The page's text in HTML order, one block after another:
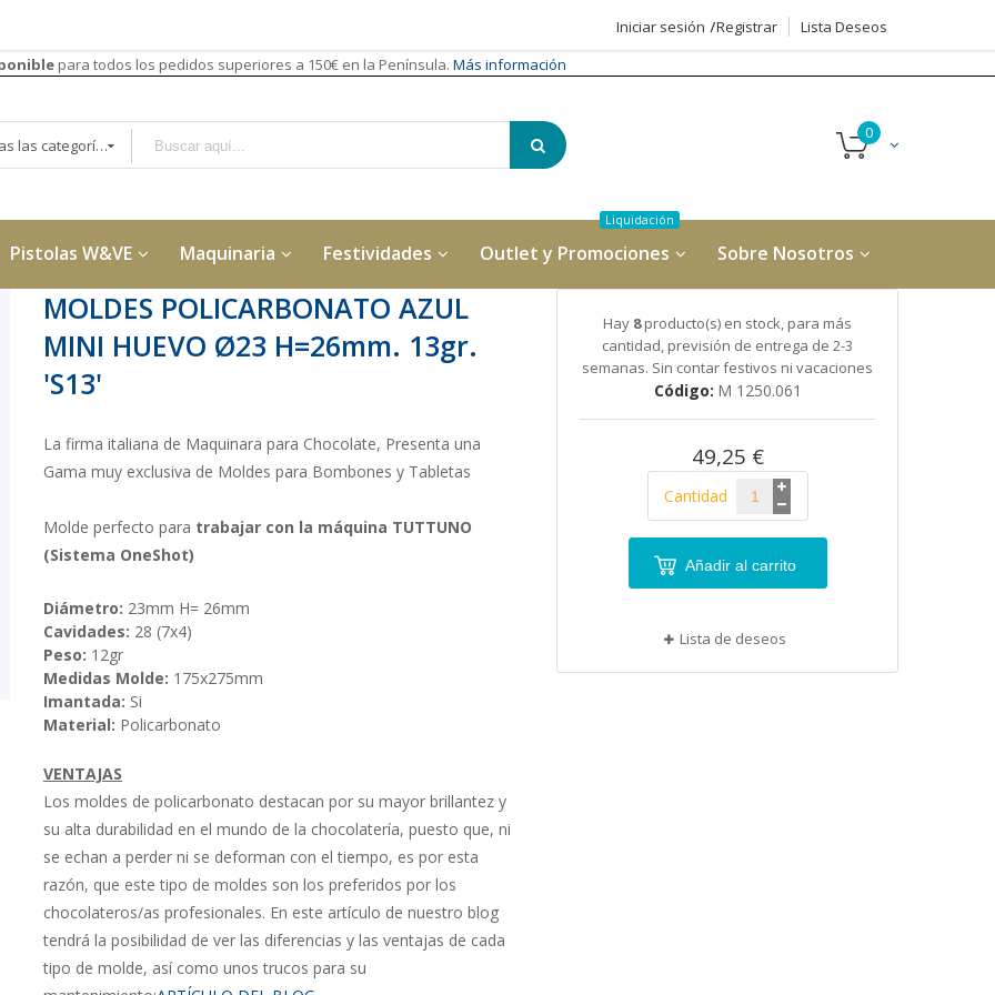
Iniciar sesión Registrar
Lista Deseos
para todos los pedidos superiores a 150€ en la Península. Más información
Todas las categorías
Pistolas W&VE Maquinaria Festividades Outlet y Promociones Sobre Nosotros
Hay 8producto(s) en stock, para más
cantidad, previsión de entrega de 2-3
semanas. Sin contar festivos ni vacaciones
Código M 1250.061
49,25 €
Cantidad
Añadir al carrito
Lista de deseos
MOLDES POLICARBONATO AZUL
MINI HUEVO Ø23 H=26mm. 13gr.
'S13'
La firma italiana de Maquinara para Chocolate, Presenta una
Gama muy exclusiva de Moldes para Bombones y Tabletas
Molde perfecto para trabajar con la máquina TUTTUNO
(Sistema OneShot)
Diámetro: 23mm H= 26mm
Cavidades: 28 (7x4)
Peso: 12gr
Medidas Molde: 175x275mm
Imantada: Si
Material: Policarbonato
VENTAJAS
Los moldes de policarbonato destacan por su mayor brillantez y
su alta durabilidad en el mundo de la chocolatería, puesto que, ni
se echan a perder ni se deforman con el tiempo, es por esta
razón, que este tipo de moldes son los preferidos por los
chocolateros/as profesionales. En este artículo de nuestro blog
tendrá la posibilidad de ver las diferencias y las ventajas de cada
tipo de molde, así como unos trucos para su